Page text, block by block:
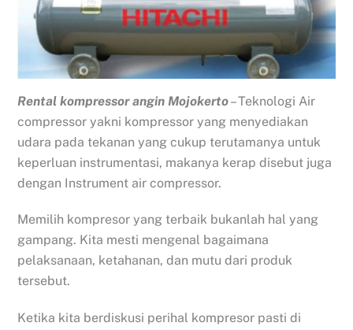
Rental kompressor angin Mojokerto– Teknologi Air
compressor yakni kompressor yang menyediakan
udara pada tekanan yang cukup terutamanya untuk
keperluan instrumentasi, makanya kerap disebut juga
dengan Instrument air compressor.
Memilih kompresor yang terbaik bukanlah hal yang
gampang. Kita mesti mengenal bagaimana
pelaksanaan, ketahanan, dan mutu dari produk
tersebut.
Ketika kita berdiskusi perihal kompresor pasti di